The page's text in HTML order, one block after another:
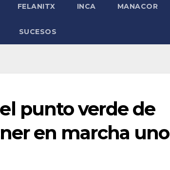
FELANITX INCA MANACOR
SUCESOS
punto verde de
en marcha uno